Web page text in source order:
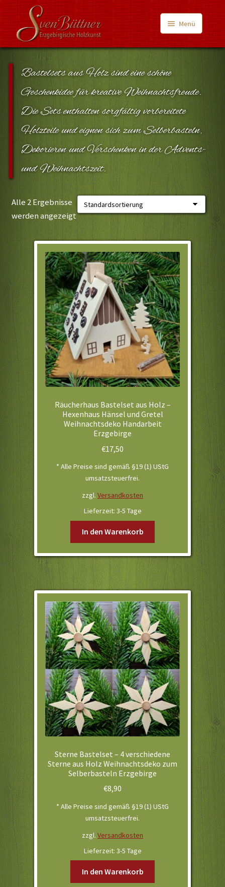
Zur
Navigation
springen
Zum
Inhalt
springen
Menü
Start
AGB und Kundeninformationen
Datenschutzerklärung
Echtheit von Bewertungen
Impressum
Mein Konto
Über uns
Vertrag widerrufen
Warenkorb
Widerrufsbelehrung / Muster-Widerrufsformular
Zahlung und Versand
Bastelsets aus Holz sind eine schöne
Geschenkidee für kreative Weihnachtsfreude.
Die Sets enthalten sorgfältig vorbereitete
Holzteile und eignen sich zum Selberbasteln,
Dekorieren und Verschenken in der Advents-
und Weihnachtszeit.
Alle 2 Ergebnisse
werden angezeigt
Räucherhaus Bastelset aus Holz –
Hexenhaus Hänsel und Gretel
Weihnachtsdeko Handarbeit
Erzgebirge
€17,50
* Alle Preise sind gemäß §19 (1) UStG
umsatzsteuerfrei.
zzgl. Versandkosten
Lieferzeit: 3-5 Tage
In den Warenkorb
Sterne Bastelset – 4 verschiedene
Sterne aus Holz Weihnachtsdeko zum
Selberbasteln Erzgebirge
€8,90
* Alle Preise sind gemäß §19 (1) UStG
umsatzsteuerfrei.
zzgl. Versandkosten
Lieferzeit: 3-5 Tage
In den Warenkorb